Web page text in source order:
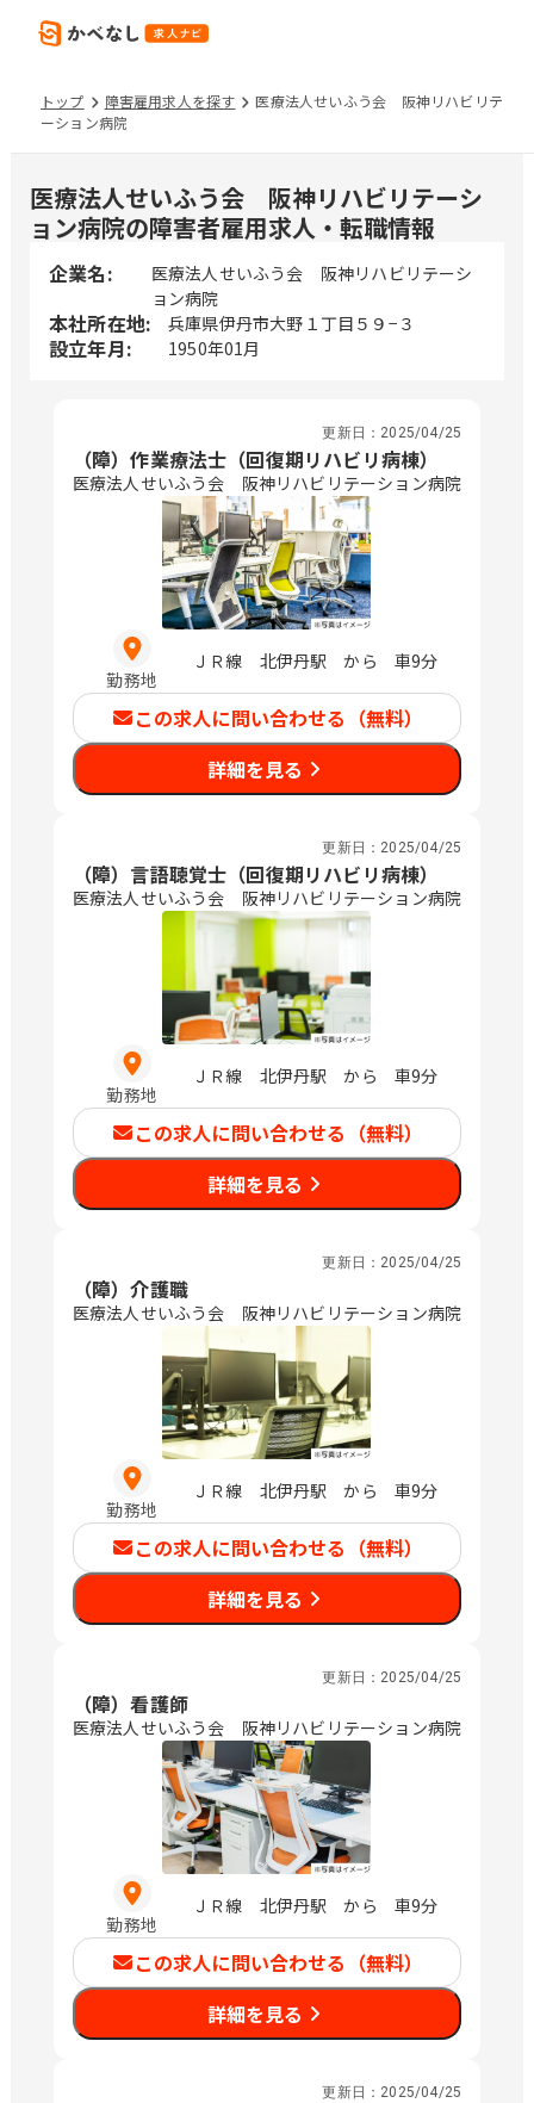
トップ 障害雇用求人を探す
医療法人せいふう会 阪神リハビリテ
ーション病院
医療法人せいふう会 阪神リハビリテーシ
ョン病院の障害者雇用求人・転職情報
企業名:
医療法人せいふう会 阪神リハビリテーシ
ョン病院
本社所在地: 兵庫県伊丹市大野１丁目５９−３
設立年月: 1950年01月
更新日： 2025/04/25
（障）作業療法士（回復期リハビリ病棟）
医療法人せいふう会 阪神リハビリテーション病院
勤務地
ＪＲ線 北伊丹駅 から 車9分
この求人に問い合わせる（無料）
詳細を見る
更新日： 2025/04/25
（障）言語聴覚士（回復期リハビリ病棟）
医療法人せいふう会 阪神リハビリテーション病院
勤務地
ＪＲ線 北伊丹駅 から 車9分
この求人に問い合わせる（無料）
詳細を見る
更新日： 2025/04/25
（障）介護職
医療法人せいふう会 阪神リハビリテーション病院
勤務地
ＪＲ線 北伊丹駅 から 車9分
この求人に問い合わせる（無料）
詳細を見る
更新日： 2025/04/25
（障）看護師
医療法人せいふう会 阪神リハビリテーション病院
勤務地
ＪＲ線 北伊丹駅 から 車9分
この求人に問い合わせる（無料）
詳細を見る
更新日： 2025/04/25